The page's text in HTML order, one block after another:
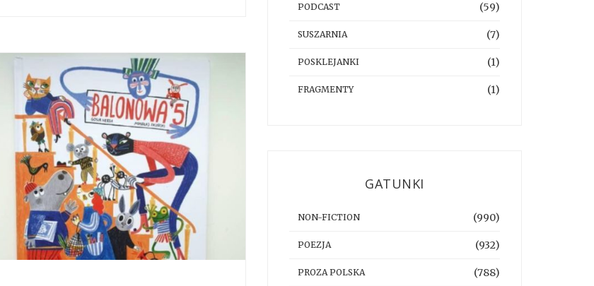
PODCAST (59)
SUSZARNIA (7)
POSKLEJANKI (1)
FRAGMENTY (1)
GATUNKI
NON-FICTION (990)
POEZJA (932)
PROZA POLSKA (788)